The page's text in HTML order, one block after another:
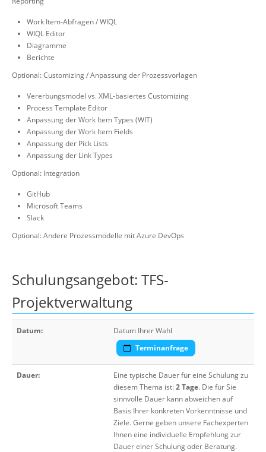
Work Item-Abfragen / WIQL
WIQL Editor
Diagramme
Berichte
Optional: Customizing / Anpassung der Prozessvorlagen
Vererbungsmodel vs. XML-basiertes Customizing
Process Template Editor
Anpassung der Work Item Types (WIT)
Anpassung der Work Item Fields
Anpassung der Pick Lists
Anpassung der Link Types
Optional: Integration
GitHub
Microsoft Teams
Slack
Optional: Andere Prozessmodelle mit Azure DevOps
Schulungsangebot: TFS-
Projektverwaltung
Datum:
Datum Ihrer Wahl
Terminanfrage
Dauer:
Eine typische Dauer für eine Schulung zu
diesem Thema ist:2 Tage. Die für Sie
sinnvolle Dauer kann abweichen auf
Basis Ihrer konkreten Vorkenntnisse und
Ziele. Gerne geben unsere Fachexperten
Ihnen eine individuelle Empfehlung zur
Dauer einer Schulung oder Beratung.